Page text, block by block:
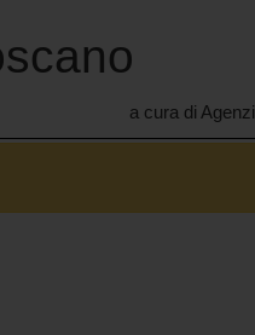
a cura di